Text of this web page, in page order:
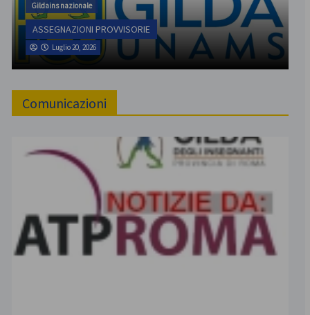
Gildains nazionale
ASSEGNAZIONI PROVVISORIE
Luglio 20, 2026
Comunicazioni